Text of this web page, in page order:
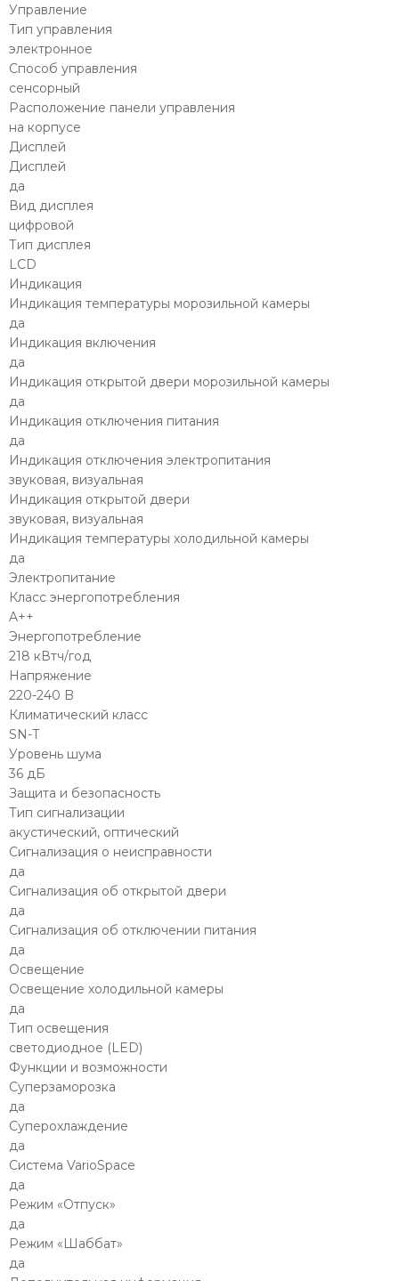
Управление
Тип управления
электронное
Способ управления
сенсорный
Расположение панели управления
на корпусе
Дисплей
Дисплей
да
Вид дисплея
цифровой
Тип дисплея
LCD
Индикация
Индикация температуры морозильной камеры
да
Индикация включения
да
Индикация открытой двери морозильной камеры
да
Индикация отключения питания
да
Индикация отключения электропитания
звуковая, визуальная
Индикация открытой двери
звуковая, визуальная
Индикация температуры холодильной камеры
да
Электропитание
Класс энергопотребления
A++
Энергопотребление
218 кВтч/год
Напряжение
220-240 B
Климатический класс
SN-T
Уровень шума
36 дБ
Защита и безопасность
Тип сигнализации
акустический, оптический
Сигнализация о неисправности
да
Сигнализация об открытой двери
да
Сигнализация об отключении питания
да
Освещение
Освещение холодильной камеры
да
Тип освещения
светодиодное (LED)
Функции и возможности
Суперзаморозка
да
Суперохлаждение
да
Система VarioSpace
да
Режим «Отпуск»
да
Режим «Шаббат»
да